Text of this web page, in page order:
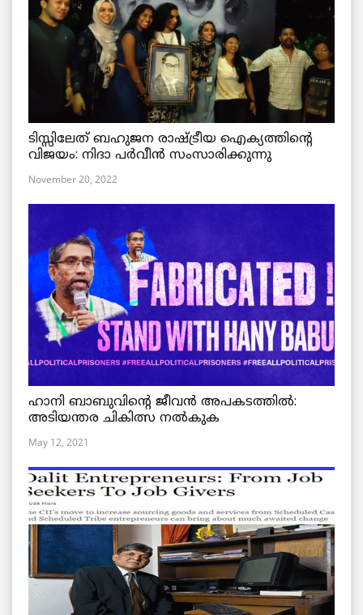
ടിസ്സിലേത് ബഹുജന രാഷ്ട്രീയ ഐക്യത്തിന്റെ
വിജയം: നിദാ പർവീൻ സംസാരിക്കുന്നു
November 20, 2022
ഹാനി ബാബുവിന്റെ ജീവൻ അപകടത്തിൽ:
അടിയന്തര ചികിത്സ നൽകുക
May 12, 2021